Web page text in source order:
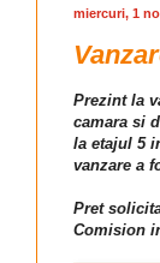
miercuri, 1
Prezint la
camara si
la etajul 5
vanzare a
Pret
Comision